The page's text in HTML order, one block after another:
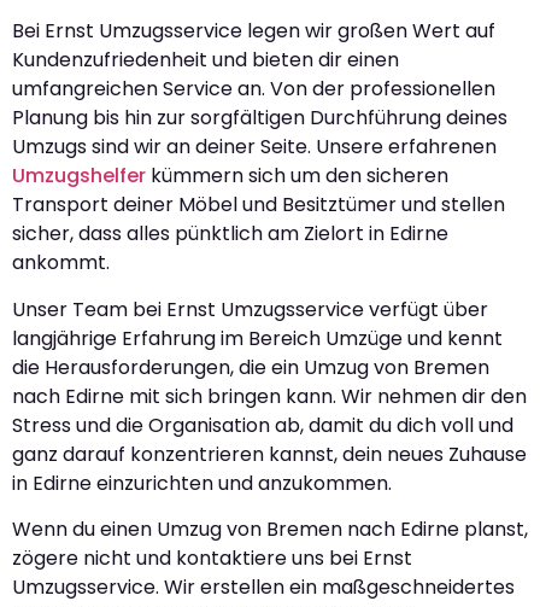
Bei Ernst Umzugsservice legen wir großen Wert auf
Kundenzufriedenheit und bieten dir einen
umfangreichen Service an. Von der professionellen
Planung bis hin zur sorgfältigen Durchführung deines
Umzugs sind wir an deiner Seite. Unsere erfahrenen
Umzugshelfer kümmern sich um den sicheren
Transport deiner Möbel und Besitztümer und stellen
sicher, dass alles pünktlich am Zielort in Edirne
ankommt.
Unser Team bei Ernst Umzugsservice verfügt über
langjährige Erfahrung im Bereich Umzüge und kennt
die Herausforderungen, die ein Umzug von Bremen
nach Edirne mit sich bringen kann. Wir nehmen dir den
Stress und die Organisation ab, damit du dich voll und
ganz darauf konzentrieren kannst, dein neues Zuhause
in Edirne einzurichten und anzukommen.
Wenn du einen Umzug von Bremen nach Edirne planst,
zögere nicht und kontaktiere uns bei Ernst
Umzugsservice. Wir erstellen ein maßgeschneidertes